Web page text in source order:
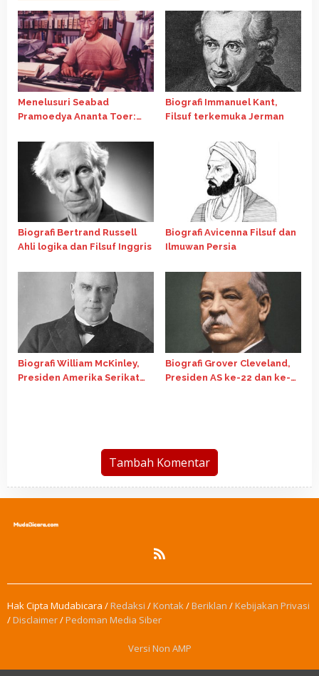
Menelusuri Seabad
Pramoedya Ananta Toer:
Pernah Padam
Biografi Immanuel Kant,
Filsuf terkemuka Jerman
Biografi Bertrand Russell
Ahli logika dan Filsuf Inggris
Biografi Avicenna Filsuf dan
Ilmuwan Persia
Biografi William McKinley,
Presiden Amerika Serikat
Biografi Grover Cleveland,
Presiden AS ke-22 dan ke-
Tambah Komentar
Hak Cipta Mudabicara /Redaksi /Kontak/Beriklan /Kebijakan Privasi
/Disclaimer/Pedoman Media Siber
Versi Non AMP